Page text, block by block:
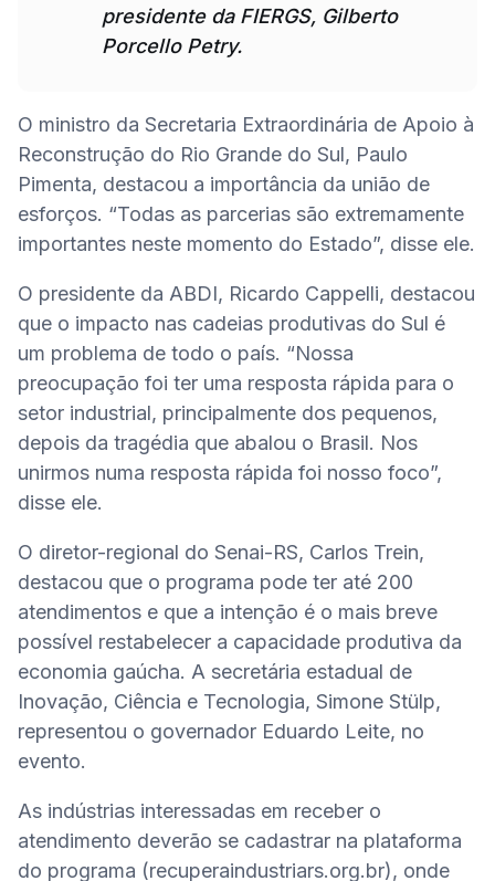
presidente da FIERGS, Gilberto
Porcello Petry.
O ministro da Secretaria Extraordinária de Apoio à
Reconstrução do Rio Grande do Sul, Paulo
Pimenta, destacou a importância da união de
esforços. “Todas as parcerias são extremamente
importantes neste momento do Estado”, disse ele.
O presidente da ABDI, Ricardo Cappelli, destacou
que o impacto nas cadeias produtivas do Sul é
um problema de todo o país. “Nossa
preocupação foi ter uma resposta rápida para o
setor industrial, principalmente dos pequenos,
depois da tragédia que abalou o Brasil. Nos
unirmos numa resposta rápida foi nosso foco”,
disse ele.
O diretor-regional do Senai-RS, Carlos Trein,
destacou que o programa pode ter até 200
atendimentos e que a intenção é o mais breve
possível restabelecer a capacidade produtiva da
economia gaúcha. A secretária estadual de
Inovação, Ciência e Tecnologia, Simone Stülp,
representou o governador Eduardo Leite, no
evento.
As indústrias interessadas em receber o
atendimento deverão se cadastrar na plataforma
do programa (recuperaindustriars.org.br), onde